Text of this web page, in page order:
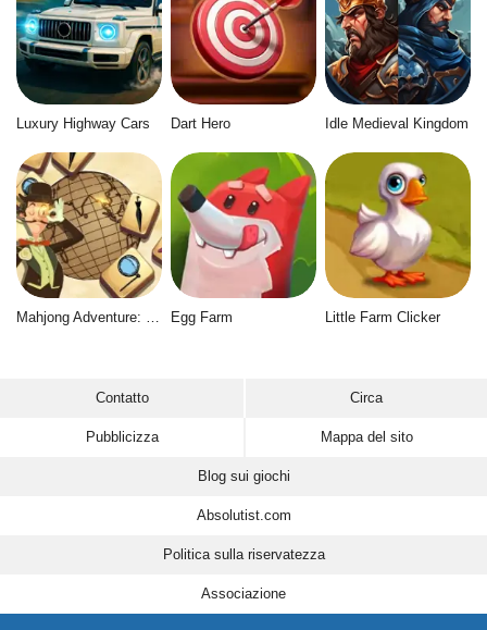
Luxury Highway Cars Dart Hero Idle Medieval Kingdom
Egg Farm Little Farm Clicker
Contatto Circa
Pubblicizza Mappa del sito
Blog sui giochi
Absolutist.com
Politica sulla riservatezza
Associazione